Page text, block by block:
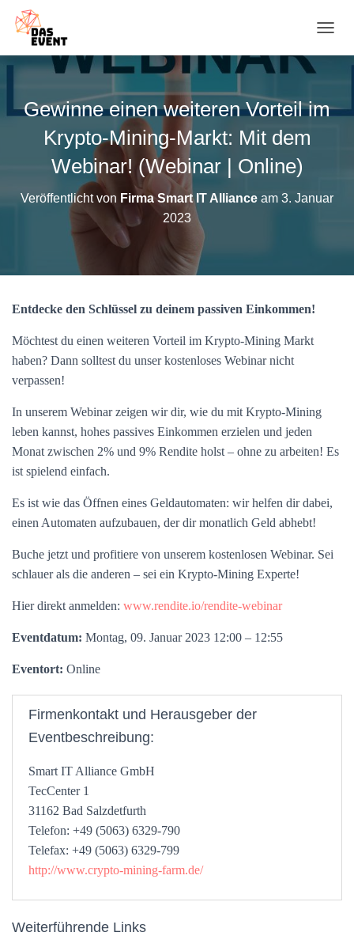
A
A
M
Gewinne einen weiteren Vorteil im
Krypto-Mining-Markt: Mit dem
Webinar! (Webinar | Online)
Veröffentlicht von Firma Smart IT Alliance am 3. Januar
2023
Entdecke den Schlüssel zu deinem passiven Einkommen!
Möchtest du einen weiteren Vorteil im Krypto-Mining Markt
haben? Dann solltest du unser kostenloses Webinar nicht
verpassen!
In unserem Webinar zeigen wir dir, wie du mit Krypto-Mining
leben kannst, hohes passives Einkommen erzielen und jeden
Monat zwischen 2% und 9% Rendite holst – ohne zu arbeiten! Es
ist spielend einfach.
Es ist wie das Öffnen eines Geldautomaten: wir helfen dir dabei,
einen Automaten aufzubauen, der dir monatlich Geld abhebt!
Buche jetzt und profitiere von unserem kostenlosen Webinar. Sei
schlauer als die anderen – sei ein Krypto-Mining Experte!
Hier direkt anmelden: www.rendite.io/rendite-webinar
Eventdatum: Montag, 09. Januar 2023 12:00 – 12:55
Eventort: Online
Firmenkontakt und Herausgeber der
Eventbeschreibung:
Smart IT Alliance GmbH
TecCenter 1
31162 Bad Salzdetfurth
Telefon: +49 (5063) 6329-790
Telefax: +49 (5063) 6329-799
http://www.crypto-mining-farm.de/
Weiterführende Links